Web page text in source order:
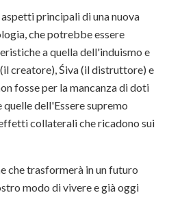
principali di una nuova
che potrebbe essere
a quella dell'induismo e
creatore), Śiva (il distruttore) e
fosse per la mancanza di doti
dell'Essere supremo
collaterali che ricadono sui
che trasformerà in un futuro
modo di vivere e già oggi